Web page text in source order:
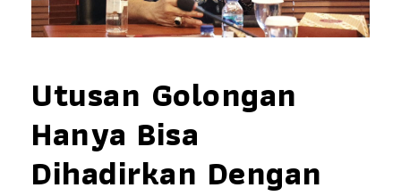
Utusan Golongan
Hanya Bisa
Dihadirkan Dengan